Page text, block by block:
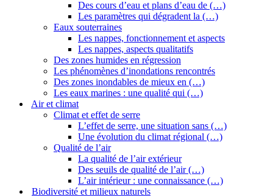
Des cours d’eau et plans d’eau de (…)
Les paramètres qui dégradent la (…)
Eaux souterraines
Les nappes, fonctionnement et aspects
Les nappes, aspects qualitatifs
Des zones humides en régression
Les phénomènes d’inondations rencontrés
Des zones inondables de mieux en (…)
Les eaux marines : une qualité qui (…)
Air et climat
Climat et effet de serre
L’effet de serre, une situation sans (…)
Une évolution du climat régional (…)
Qualité de l’air
La qualité de l’air extérieur
Des seuils de qualité de l’air (…)
L’air intérieur : une connaissance (…)
Biodiversité et milieux naturels